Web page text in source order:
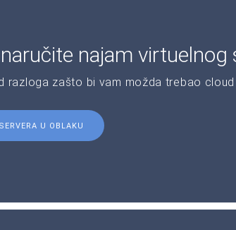
najam virtuelnog
razloga zašto bi vam možda trebao cloud
U OBLAKU